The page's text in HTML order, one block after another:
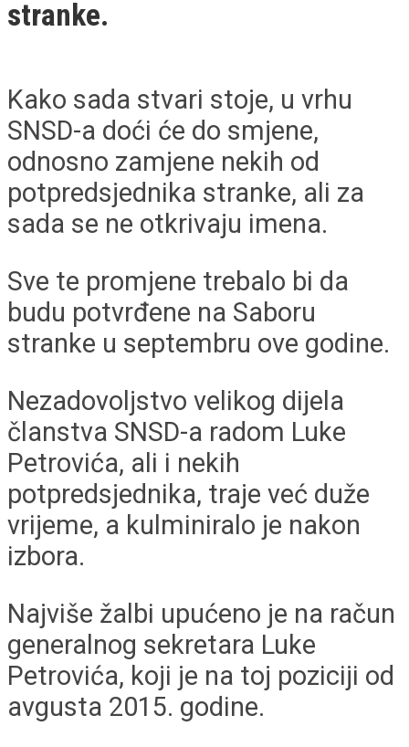
stranke.
Kako sada stvari stoje, u vrhu
SNSD-a doći će do smjene,
odnosno zamjene nekih od
potpredsjednika stranke, ali za
sada se ne otkrivaju imena.
Sve te promjene trebalo bi da
budu potvrđene na Saboru
stranke u septembru ove godine.
Nezadovoljstvo velikog dijela
članstva SNSD-a radom Luke
Petrovića, ali i nekih
potpredsjednika, traje već duže
vrijeme, a kulminiralo je nakon
izbora.
Najviše žalbi upućeno je na račun
generalnog sekretara Luke
Petrovića, koji je na toj poziciji od
avgusta 2015. godine.